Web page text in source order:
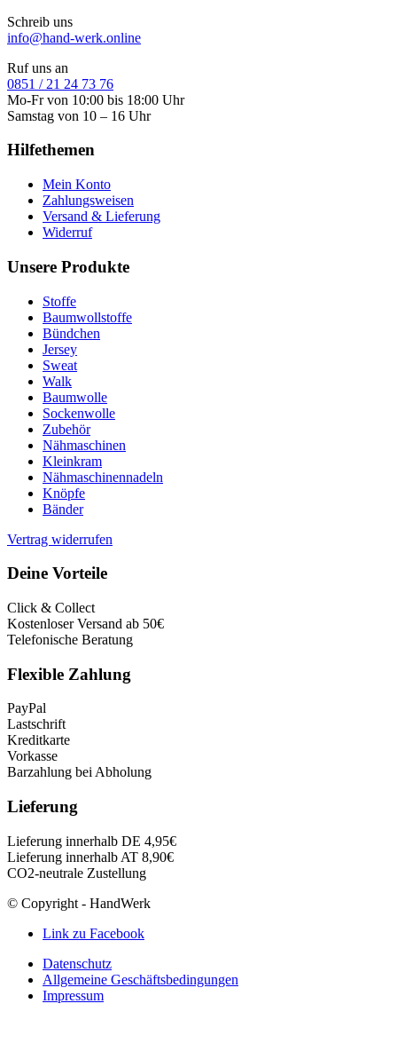
Schreib uns
info@hand-werk.online
Ruf uns an
0851 / 21 24 73 76
Mo-Fr von 10:00 bis 18:00 Uhr
Samstag von 10 – 16 Uhr
Hilfethemen
Mein Konto
Zahlungsweisen
Versand & Lieferung
Widerruf
Unsere Produkte
Stoffe
Baumwollstoffe
Bündchen
Jersey
Sweat
Walk
Baumwolle
Sockenwolle
Zubehör
Nähmaschinen
Kleinkram
Nähmaschinennadeln
Knöpfe
Bänder
Vertrag widerrufen
Deine Vorteile
Click & Collect
Kostenloser Versand ab 50€
Telefonische Beratung
Flexible Zahlung
PayPal
Lastschrift
Kreditkarte
Vorkasse
Barzahlung bei Abholung
Lieferung
Lieferung innerhalb DE 4,95€
Lieferung innerhalb AT 8,90€
CO2-neutrale Zustellung
© Copyright - HandWerk
Link zu Facebook
Datenschutz
Allgemeine Geschäftsbedingungen
Impressum